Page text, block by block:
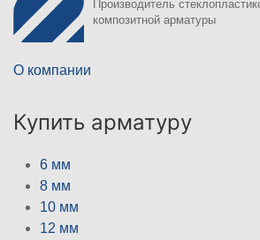
Производитель
композитной арматуры
О компании
Купить арматуру
6 мм
8 мм
10 мм
12 мм